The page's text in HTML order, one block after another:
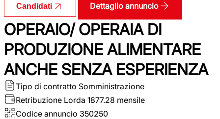
Candidati Dettaglio annuncio
OPERAIO/ OPERAIA DI
PRODUZIONE ALIMENTARE
ANCHE SENZA ESPERIENZA
Tipo di contratto Somministrazione
Retribuzione Lorda 1877.28 mensile
Codice annuncio 350250